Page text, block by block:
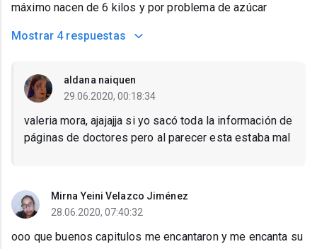
máximo nacen de 6 kilos y por problema de azúcar
Mostrar 4 respuestas
aldana naiquen
29.06.2020, 00:18:34
valeria mora, ajajajja si yo sacó toda la información de
páginas de doctores pero al parecer esta estaba mal
Mirna Yeini Velazco Jiménez
28.06.2020, 07:40:32
ooo que buenos capitulos me encantaron y me encanta su